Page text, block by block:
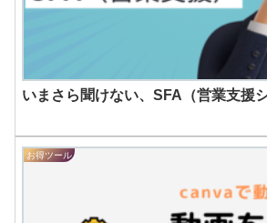
いまさら聞けない、SFA（営業支援
お得ツール